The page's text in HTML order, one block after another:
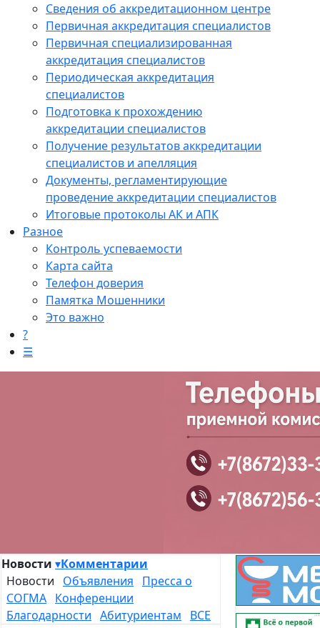
Сведения об аккредитационном центре
Первичная аккредитация специалистов
Первичная специализированная
аккредитация специалистов
Периодическая аккредитация
специалистов
Подготовка к прохождению
аккредитации специалистов
Получение результатов аккредитации
специалистов и апелляция
Документы, регламентирующие
проведение аккредитации специалистов
Итоговые протоколы АК и АПК
Разное
Контроль успеваемости
Карта сайта
Телефон доверия
Памятка Мошенники
Это важно
?
☰
Новости ▾Комментарии
Новости Объявления
Пресса о
СОГМА Конференции
Благодарности Абитуриентам
ВСЕ